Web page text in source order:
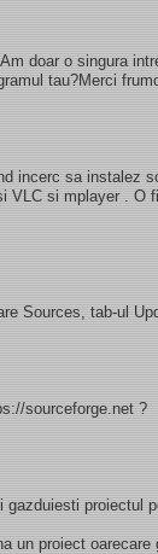
doar o singura
tau?Merci
incerc sa instalez
VLC si mplayer . O
Sources, tab-ul
sourceforge.net ?
proiectul
un proiect oarecare